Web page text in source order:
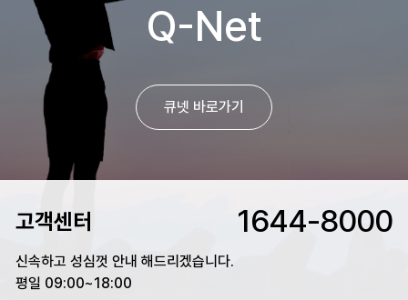
Q-Net
큐넷 바로가기
고객센터 1644-8000
신속하고 성심껏 안내 해드리겠습니다.
평일 09:00~18:00